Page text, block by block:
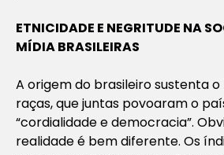
ETNICIDADE E NEGRITUDE NA
MÍDIA BRASILEIRAS
A origem do brasileiro sustenta
raças, que juntas povoaram o
“cordialidade e democracia”.
realidade é bem diferente. Os